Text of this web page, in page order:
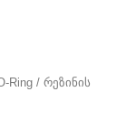
Ring / რეზინის